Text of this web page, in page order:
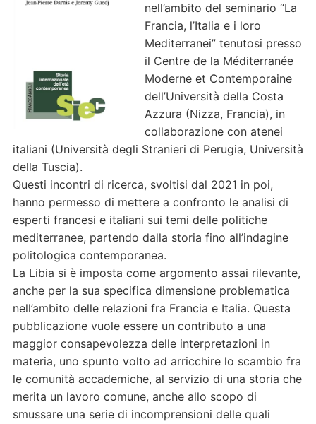
nell’ambito del seminario “La
Francia, l’Italia e i loro
Mediterranei” tenutosi presso
il Centre de la Méditerranée
Moderne et Contemporaine
dell’Università della Costa
Azzura (Nizza, Francia), in
collaborazione con atenei
italiani (Università degli Stranieri di Perugia, Università
della Tuscia).
Questi incontri di ricerca, svoltisi dal 2021 in poi,
hanno permesso di mettere a confronto le analisi di
esperti francesi e italiani sui temi delle politiche
mediterranee, partendo dalla storia fino all’indagine
politologica contemporanea.
La Libia si è imposta come argomento assai rilevante,
anche per la sua specifica dimensione problematica
nell’ambito delle relazioni fra Francia e Italia. Questa
pubblicazione vuole essere un contributo a una
maggior consapevolezza delle interpretazioni in
materia, uno spunto volto ad arricchire lo scambio fra
le comunità accademiche, al servizio di una storia che
merita un lavoro comune, anche allo scopo di
smussare una serie di incomprensioni delle quali